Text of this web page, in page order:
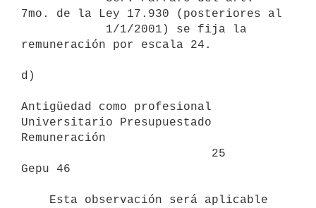
7mo. de la Ley 17.930 (posteriores al
remuneración por escala 24.
d)
Antigüedad como profesional
Universitario Presupuestado
Remuneración
Gepu 46